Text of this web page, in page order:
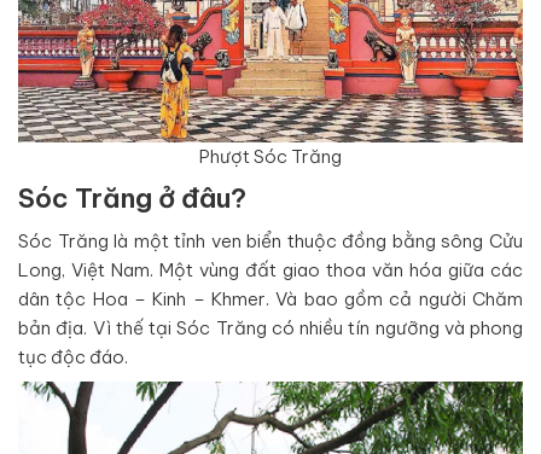
Phượt Sóc Trăng
Sóc Trăng ở đâu?
Sóc Trăng là một tỉnh ven biển thuộc đồng bằng sông Cửu
Long, Việt Nam. Một vùng đất giao thoa văn hóa giữa các
dân tộc Hoa – Kinh – Khmer. Và bao gồm cả người Chăm
bản địa. Vì thế tại Sóc Trăng có nhiều tín ngưỡng và phong
tục độc đáo.